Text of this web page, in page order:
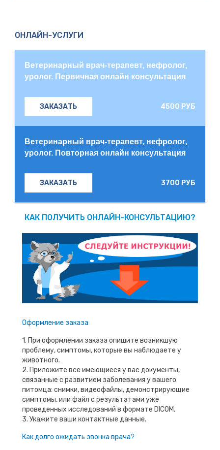
ОНЛАЙН-УСЛУГИ
Ветеринарный врач-терапевт, нефролог,
уролог. Первичная онлайн консультация
ЗАКАЗАТЬ 4500 РУБ
Ветеринарный врач-терапевт, нефролог,
уролог. Повторная онлайн консультация
ЗАКАЗАТЬ 3700 РУБ
КАК ПОЛУЧИТЬ ОНЛАЙН-КОНСУЛЬТАЦИЮ?
Оформление заказа
1. При оформлении заказа опишите возникшую
проблему, симптомы, которые вы наблюдаете у
животного.
2. Приложите все имеющиеся у вас документы,
связанные с развитием заболевания у вашего
питомца: снимки, видеофайлы, демонстрирующие
симптомы, или файл с результатами уже
проведенных исследований в формате DICOM.
3. Укажите ваши контактные данные.
Как долго ожидать звонка врача?